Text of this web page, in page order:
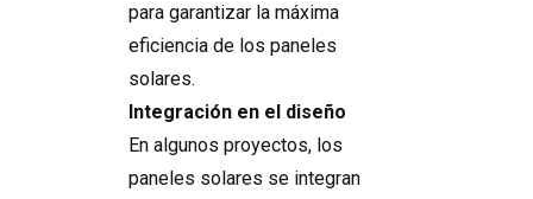
para garantizar la máxima
eficiencia de los paneles
solares.
Integración en el diseño
En algunos proyectos, los
paneles solares se integran